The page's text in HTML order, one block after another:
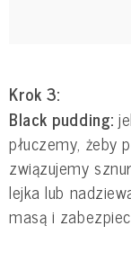
Krok 3:
Black pudding:
płuczemy, żeby
związujemy
lejka lub
masą i